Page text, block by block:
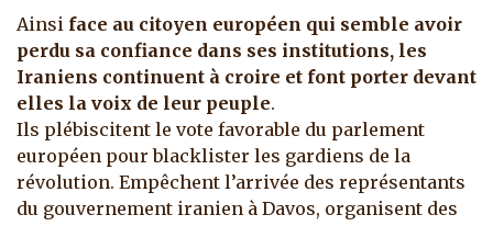
Ainsi face au citoyen européen qui semble avoir
perdu sa confiance dans ses institutions, les
Iraniens continuent à croire et font porter devant
elles la voix de leur peuple.
Ils plébiscitent le vote favorable du parlement
européen pour blacklister les gardiens de la
révolution. Empêchent l’arrivée des représentants
du gouvernement iranien à Davos, organisent des